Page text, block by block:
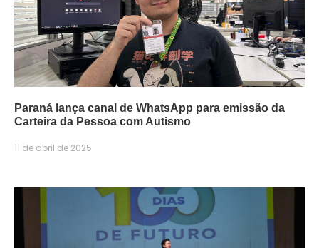
Paraná lança canal de WhatsApp para emissão da
Carteira da Pessoa com Autismo
11 de abril de 2025